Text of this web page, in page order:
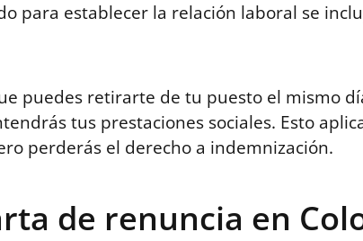
para establecer la relación laboral se
puedes retirarte de tu puesto el mismo
tus prestaciones sociales. Esto
perderás el derecho a indemnización.
de renuncia en